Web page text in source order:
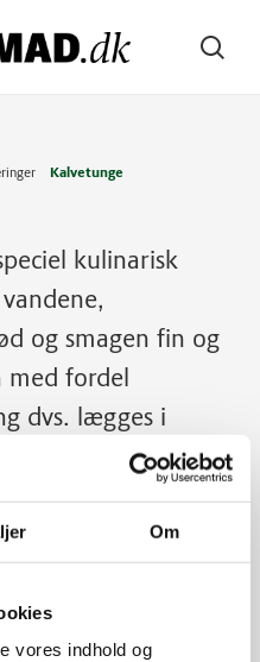
Om
vores indhold og
Søg
Kalvetunge
kulinarisk
og smagen fin og
med fordel
dvs. lægges i
herunder.